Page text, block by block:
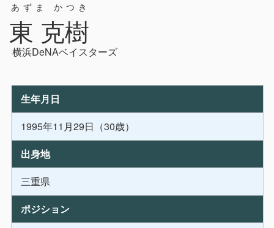
東 克樹
あずま かつき
横浜DeNAベイスターズ
生年月日
1995年11月29日（30歳）
出身地
三重県
ポジション